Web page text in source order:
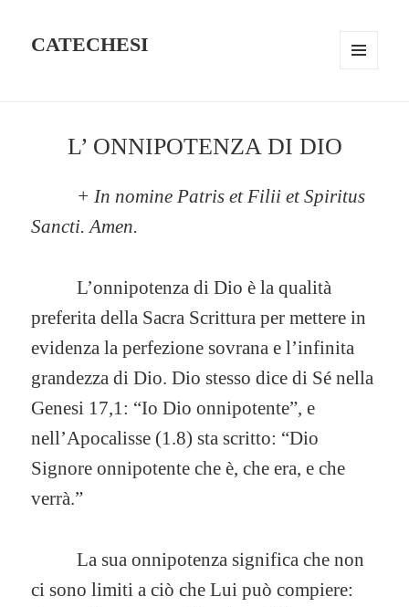
CATECHESI
L’ ONNIPOTENZA DI DIO
+ In nomine Patris et Filii et Spiritus
Sancti. Amen.
L’onnipotenza di Dio è la qualità
preferita della Sacra Scrittura per mettere in
evidenza la perfezione sovrana e l’infinita
grandezza di Dio. Dio stesso dice di Sé nella
Genesi 17,1: “Io Dio onnipotente”, e
nell’Apocalisse (1.8) sta scritto: “Dio
Signore onnipotente che è, che era, e che
verrà.”
La sua onnipotenza significa che non
ci sono limiti a ciò che Lui può compiere: